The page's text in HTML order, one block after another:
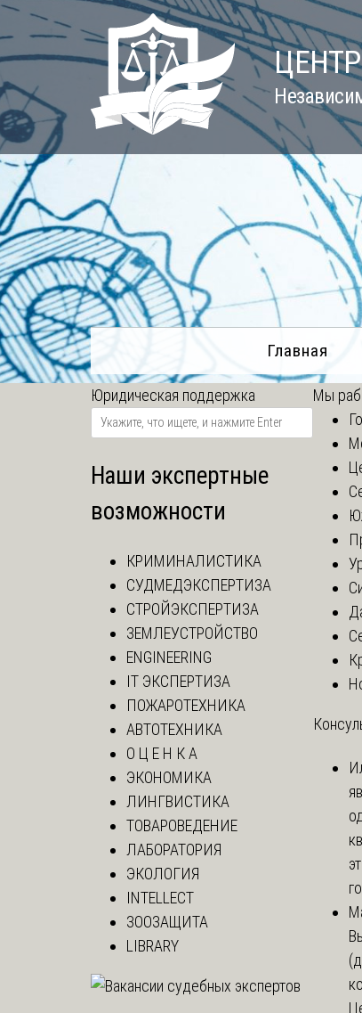
Skip
to
content
Главная
Юридическая поддержка
Наши экспертные
возможности
КРИМИНАЛИСТИКА
СУДМЕДЭКСПЕРТИЗА
СТРОЙЭКСПЕРТИЗА
ЗЕМЛЕУСТРОЙСТВО
ENGINEERING
IT ЭКСПЕРТИЗА
ПОЖАРОТЕХНИКА
АВТОТЕХНИКА
О Ц Е Н К А
ЭКОНОМИКА
ЛИНГВИСТИКА
ТОВАРОВЕДЕНИЕ
ЛАБОРАТОРИЯ
ЭКОЛОГИЯ
INTELLECT
ЗООЗАЩИТА
LIBRARY
Мы